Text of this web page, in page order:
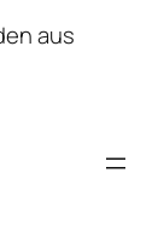
aus